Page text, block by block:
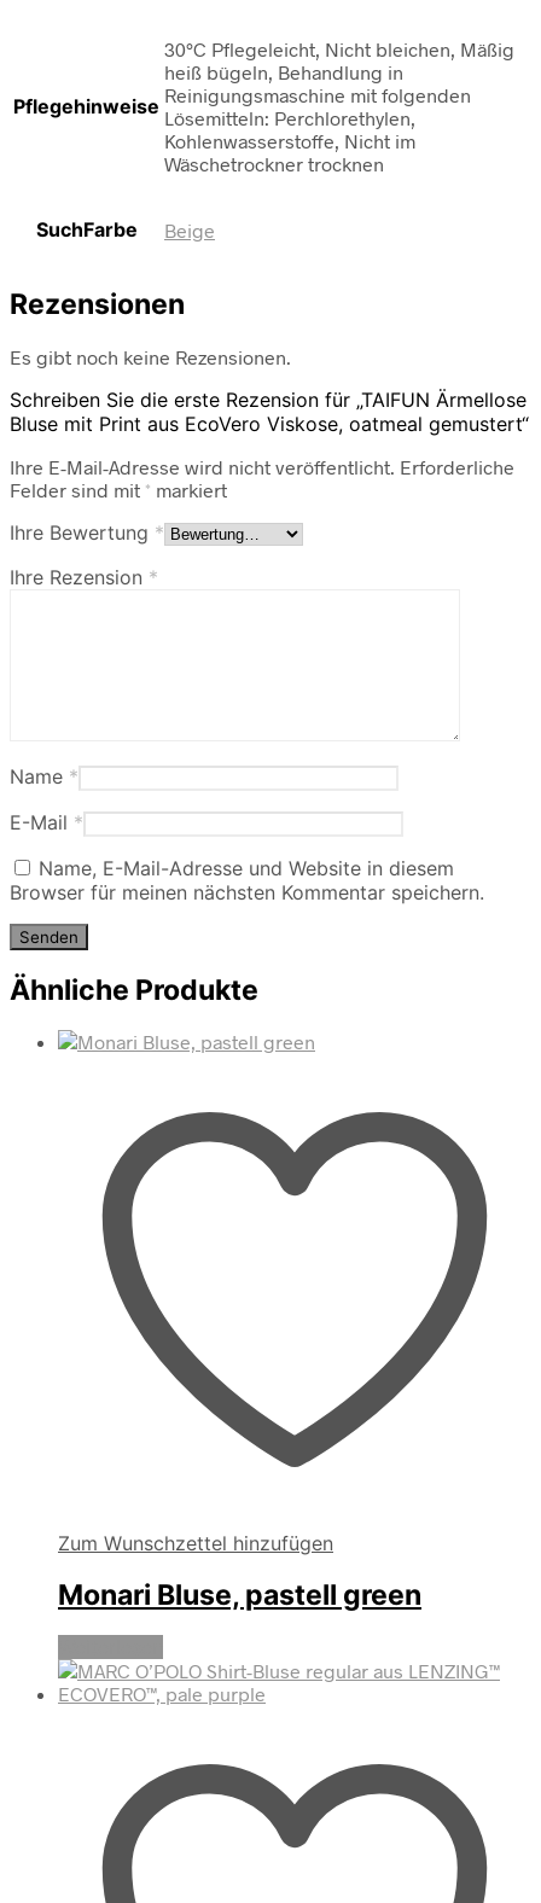
Pflegehinweise
30°C Pflegeleicht, Nicht bleichen, Mäßig
heiß bügeln, Behandlung in
Reinigungsmaschine mit folgenden
Lösemitteln: Perchlorethylen,
Kohlenwasserstoffe, Nicht im
Wäschetrockner trocknen
SuchFarbe Beige
Rezensionen
Es gibt noch keine Rezensionen.
Schreiben Sie die erste Rezension für „TAIFUN Ärmellose
Bluse mit Print aus EcoVero Viskose, oatmeal gemustert“
Ihre E-Mail-Adresse wird nicht veröffentlicht. Erforderliche
Felder sind mit * markiert
Ihre Bewertung *
Ihre Rezension *
Name *
E-Mail *
Name, E-Mail-Adresse und Website in diesem
Browser für meinen nächsten Kommentar speichern.
Ähnliche Produkte
Zum Wunschzettel hinzufügen
Monari Bluse, pastell green